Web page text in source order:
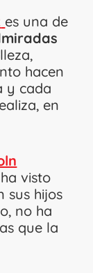
es una de
hacen
y cada
en
visto
sus hijos
no ha
que la